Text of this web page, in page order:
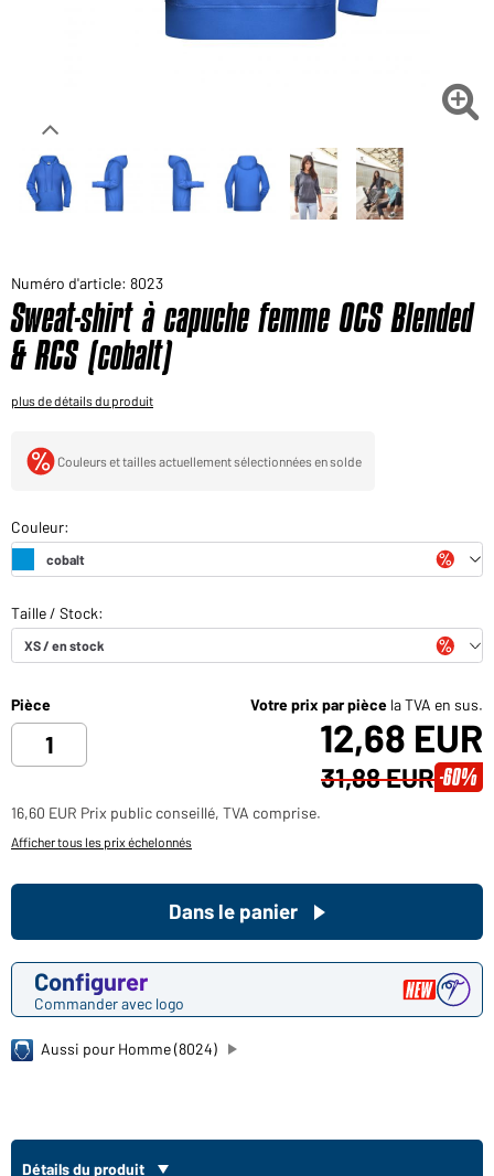
Voudriez-vous acheter des produits pour votre besoin

Numéro d'article: 8023
Sweat-shirt à capuche femme OCS Blended
& RCS (cobalt)
plus de détails du produit
Couleurs et tailles actuellement sélectionnées en solde
Pièce Votre prix par pièce la TVA en sus.
12,68 EUR
31,88 EUR -60%
16,60 EUR Prix public conseillé, TVA comprise.
Afficher tous les prix échelonnés
Configurer
Commander avec logo
Dans le panier
Aussi pour Homme (8024)
Détails du produit